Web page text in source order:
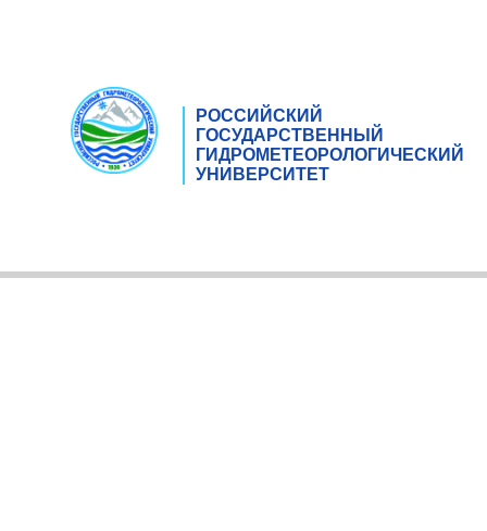
РОССИЙСКИЙ
ГОСУДАРСТВЕННЫЙ
ГИДРОМЕТЕОРОЛОГИЧЕСКИЙ
УНИВЕРСИТЕТ